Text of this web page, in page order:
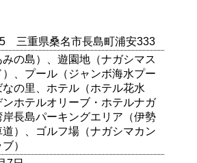
三重県桑名市長島町浦安333
の島）、遊園地（ナガシマス
、プール（ジャンボ海水プー
なの里、ホテル（ホテル花水
ンホテルオリーブ・ホテルナガ
岸長島パーキングエリア（伊勢
）、ゴルフ場（ナガシマカン
）